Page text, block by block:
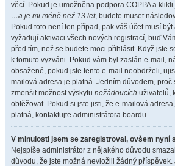
věcí. Pokud je umožněna podpora COPPA a
…a je mi méně než 13 let, budete muset
Pokud toto není ten případ, pak váš účet musí
vyžadují aktivaci všech nových registrací, buď
před tím, než se budete moci přihlásit. Když jste
k tomuto vyzváni. Pokud vám byl zaslán e-mail,
obsažené, pokud jste tento e-mail neobdrželi,
mailová adresa je platná. Jedním důvodem, proč
zmenšit možnost výskytu nežádoucích uživatelů,
obtěžovat. Pokud si jste jisti, že e-mailová
platná, kontaktujte administrátora boardu.
V minulosti jsem se zaregistroval, ovšem nyní
Nejspíše administrátor z nějakého důvodu
důvodu, že jste možná nevložili žádný příspěvek.